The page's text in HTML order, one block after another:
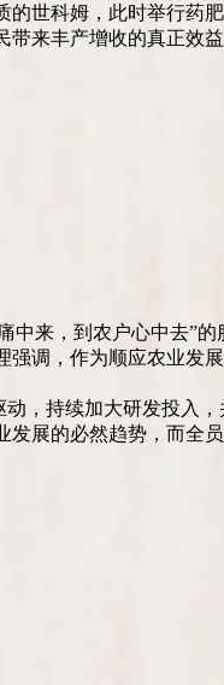
世科姆，此时举行药
来丰产增收的真正效益
中来，到农户心中去”
调，作为顺应农业发
，持续加大研发投入
展的必然趋势，而全